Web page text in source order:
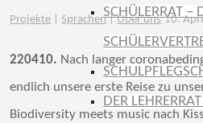
SCHÜLERRAT –
DER
Projekte Sprachen | Über uns 10.
220410. Nach langer
endlich unsere erste Reise zu
Biodiversity meets music nach